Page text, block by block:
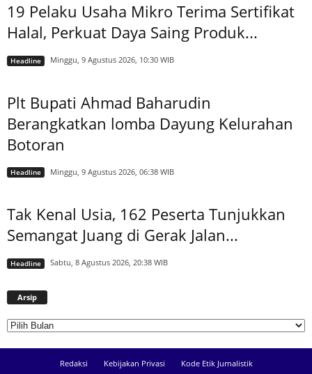
19 Pelaku Usaha Mikro Terima Sertifikat
Halal, Perkuat Daya Saing Produk...
Headline Minggu, 9 Agustus 2026, 10:30 WIB
Plt Bupati Ahmad Baharudin
Berangkatkan lomba Dayung Kelurahan
Botoran
Headline Minggu, 9 Agustus 2026, 06:38 WIB
Tak Kenal Usia, 162 Peserta Tunjukkan
Semangat Juang di Gerak Jalan...
Headline Sabtu, 8 Agustus 2026, 20:38 WIB
Arsip
Redaksi Kebijakan Privasi Kode Etik Jurnalistik